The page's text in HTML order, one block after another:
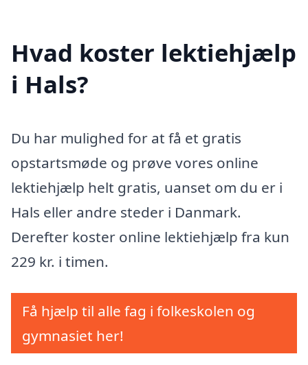
Hvad koster lektiehjælp
i Hals?
Du har mulighed for at få et gratis
opstartsmøde og prøve vores online
lektiehjælp helt gratis, uanset om du er i
Hals eller andre steder i Danmark.
Derefter koster online lektiehjælp fra kun
229 kr. i timen.
Få hjælp til alle fag i folkeskolen og
gymnasiet her!